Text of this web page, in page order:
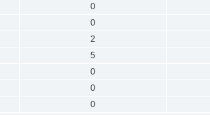
0
0
2
5
0
0
0